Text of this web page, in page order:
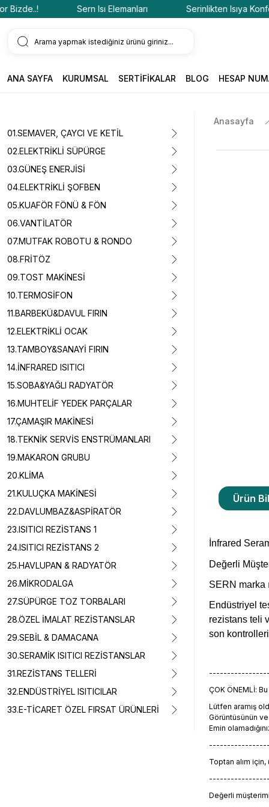
Sern Isı Elemanları Serinlikten Isıya Konfor
ANA SAYFA KURUMSAL SERTİFİKALAR BLOG HESAP
01.SEMAVER, ÇAYCI VE KETİL
02.ELEKTRİKLİ SÜPÜRGE
03.GÜNEŞ ENERJİSİ
04.ELEKTRİKLİ ŞOFBEN
05.KUAFÖR FÖNÜ & FÖN
06.VANTİLATÖR
07.MUTFAK ROBOTU & RONDO
08.FRİTÖZ
09.TOST MAKİNESİ
10.TERMOSİFON
11.BARBEKÜ&DAVUL FIRIN
12.ELEKTRİKLİ OCAK
13.TAMBOY&SANAYİ FIRIN
14.İNFRARED ISITICI
15.SOBA&YAĞLI RADYATÖR
16.MUHTELİF YEDEK PARÇALAR
17.ÇAMAŞIR MAKİNESİ
18.TEKNİK SERVİS ENSTRÜMANLARI
19.MAKARON GRUBU
20.KLİMA
21.KULUÇKA MAKİNESİ
22.DAVLUMBAZ&ASPİRATÖR
23.ISITICI REZİSTANS 1
24.ISITICI REZİSTANS 2
25.HAVLUPAN & RADYATÖR
26.MİKRODALGA
27.SÜPÜRGE TOZ TORBALARI
28.ÖZEL İMALAT REZİSTANSLAR
29.SEBİL & DAMACANA
30.SERAMİK ISITICI REZİSTANSLAR
31.REZİSTANS TELLERİ
32.ENDÜSTRİYEL ISITICILAR
33.E-TİCARET ÖZEL FIRSAT ÜRÜNLERİ
Anasayfa
Ürün
İnfrared
Değerli
SERN marka
Endüstriyel
rezistans teli
son kontrolleri
ÇOK ÖNEMLİ:
Lütfen aramış
Görüntüsünün ve
Emin
Toptan alım
Değerli